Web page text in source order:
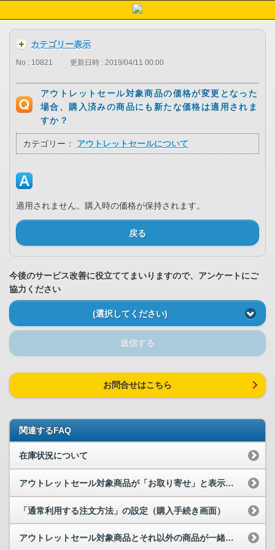
カテゴリー表示
No : 10821 更新日時 : 2019/04/11 00:00
アウトレットセール対象商品の価格が変更となった
場合、購入済みの商品にも新たな価格は適用されま
すか？
カテゴリー： アウトレットセールについて
適用されません。購入時の価格が保持されます。
戻る
今後のサービス改善に役立ててまいりますので、アンケートにご
協力ください
(選択してください)
送信する
お問合せはこちら
関連するFAQ
在庫状況について
アウトレットセール対象商品が「お取り寄せ」と表示されていますが、確実に確保...
「通常利用する注文方法」の設定（購入手続き画面）
アウトレットセール対象商品とそれ以外の商品が一緒に購入できないケースはあり...